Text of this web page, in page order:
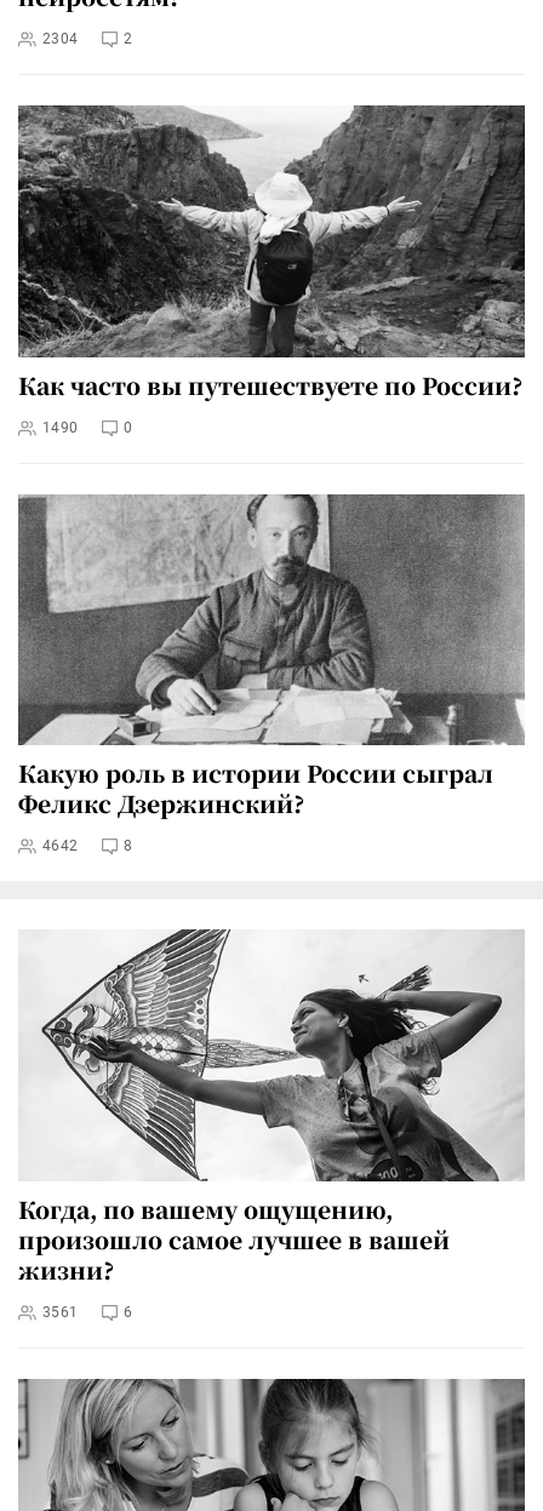
2304 2
Как часто вы путешествуете по России?
1490 0
Какую роль в истории России сыграл
Феликс Дзержинский?
4642 8
Когда, по вашему ощущению,
произошло самое лучшее в вашей
жизни?
3561 6